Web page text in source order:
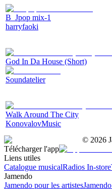
B_Jpop mix-1
harryfaoki
God In Da House (Short)
Soundatelier
Walk Around The City
KonovalovMusic
© 2026
Télécharger l'app
Liens utiles
Catalogue musicalRadios In-store
Jamendo
Jamendo pour les artistes